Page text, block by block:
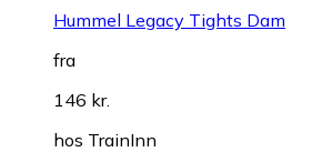
Hummel Legacy Tights Dam
fra
146 kr.
hos TrainInn